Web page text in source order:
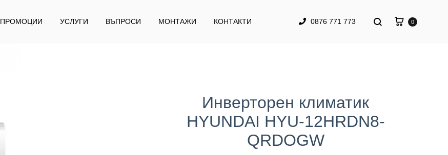
ПРОМОЦИИ УСЛУГИ ВЪПРОСИ МОНТАЖИ КОНТАКТИ 0876 771 773 0
Инверторен климатик
HYUNDAI HYU-12HRDN8-
QRDOGW